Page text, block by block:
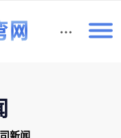
新闻